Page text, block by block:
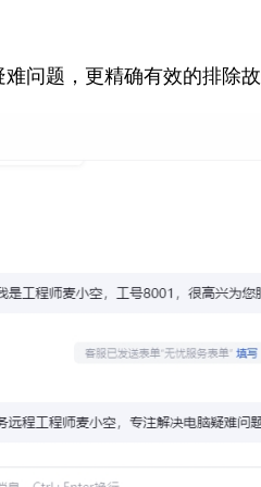
问题，更精确有效的排除